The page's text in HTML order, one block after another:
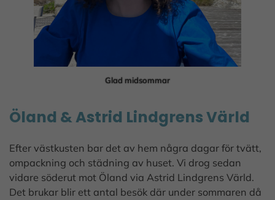
Glad midsommar
Öland & Astrid Lindgrens Värld
Efter västkusten bar det av hem några dagar för tvätt,
ompackning och städning av huset. Vi drog sedan
vidare söderut mot Öland via Astrid Lindgrens Värld.
Det brukar blir ett antal besök där under sommaren då